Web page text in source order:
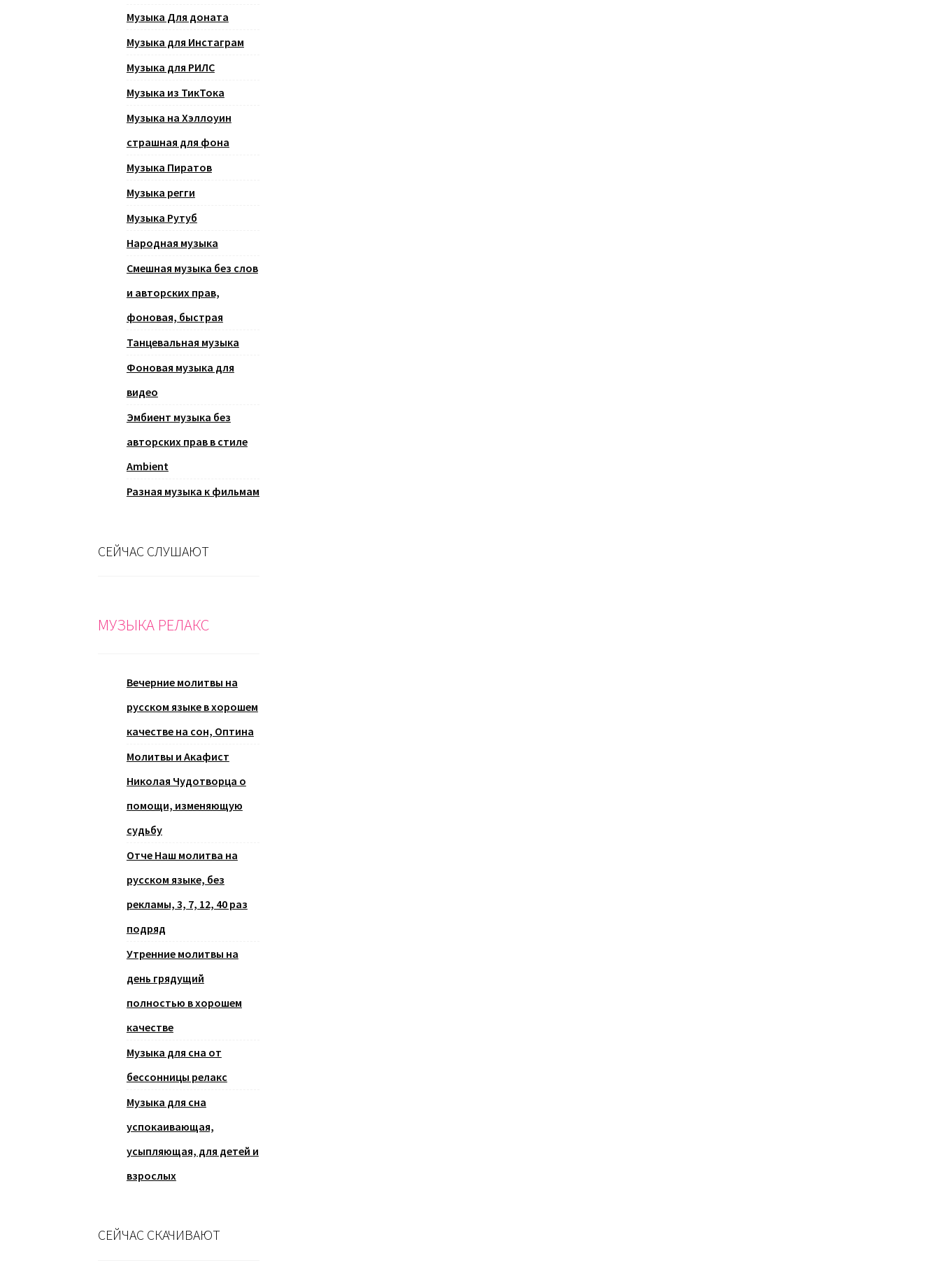
Музыка Для доната
Музыка для Инстаграм
Музыка для РИЛС
Музыка из ТикТока
Музыка на Хэллоуин
страшная для фона
Музыка Пиратов
Музыка регги
Музыка Рутуб
Народная музыка
Смешная музыка без слов
и авторских прав,
фоновая, быстрая
Танцевальная музыка
Фоновая музыка для
видео
Эмбиент музыка без
авторских прав в стиле
Ambient
Разная музыка к фильмам
СЕЙЧАС СЛУШАЮТ
МУЗЫКА РЕЛАКС
Вечерние молитвы на
русском языке в хорошем
качестве на сон, Оптина
Молитвы и Акафист
Николая Чудотворца о
помощи, изменяющую
судьбу
Отче Наш молитва на
русском языке, без
рекламы, 3, 7, 12, 40 раз
подряд
Утренние молитвы на
день грядущий
полностью в хорошем
качестве
Музыка для сна от
бессонницы релакс
Музыка для сна
успокаивающая,
усыпляющая, для детей и
взрослых
СЕЙЧАС СКАЧИВАЮТ